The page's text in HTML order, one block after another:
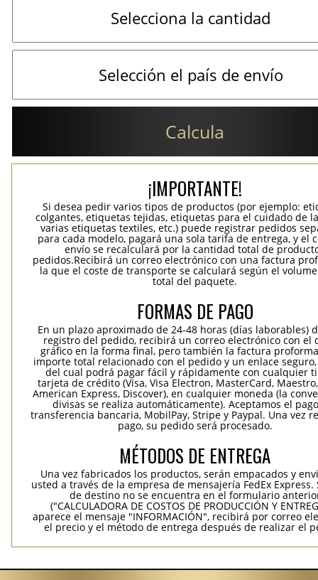
Calcula
¡IMPORTANTE!
Si desea pedir varios tipos de productos (por ejemplo:
colgantes, etiquetas tejidas, etiquetas para el cuidado de
varias etiquetas textiles, etc.) puede registrar pedidos
para cada modelo, pagará una sola tarifa de entrega, y el
envío se recalculará por la cantidad total de
pedidos.Recibirá un correo electrónico con una factura
la que el coste de transporte se calculará según el
total del paquete.
FORMAS DE PAGO
En un plazo aproximado de 24-48 horas (días laborables)
registro del pedido, recibirá un correo electrónico con el
gráfico en la forma final, pero también la factura
importe total relacionado con el pedido y un enlace
del cual podrá pagar fácil y rápidamente con cualquier
tarjeta de crédito (Visa, Visa Electron, MasterCard,
American Express, Discover), en cualquier moneda (la
divisas se realiza automáticamente). Aceptamos el
transferencia bancaria, MobilPay, Stripe y Paypal. Una vez
pago, su pedido será procesado.
MÉTODOS DE ENTREGA
Una vez fabricados los productos, serán empacados y
usted a través de la empresa de mensajería FedEx Express.
de destino no se encuentra en el formulario
("CALCULADORA DE COSTOS DE PRODUCCIÓN Y
aparece el mensaje "INFORMACIÓN", recibirá por correo
el precio y el método de entrega después de realizar el